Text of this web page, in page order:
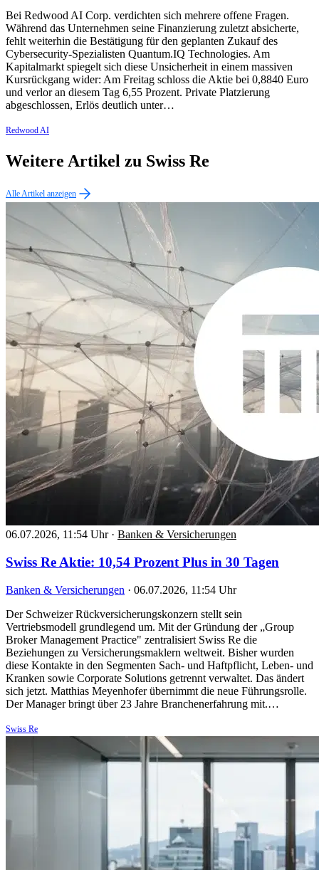
Bei Redwood AI Corp. verdichten sich mehrere offene Fragen.
Während das Unternehmen seine Finanzierung zuletzt absicherte,
fehlt weiterhin die Bestätigung für den geplanten Zukauf des
Cybersecurity-Spezialisten Quantum.IQ Technologies. Am
Kapitalmarkt spiegelt sich diese Unsicherheit in einem massiven
Kursrückgang wider: Am Freitag schloss die Aktie bei 0,8840 Euro
und verlor an diesem Tag 6,55 Prozent. Private Platzierung
abgeschlossen, Erlös deutlich unter…
Redwood AI
Weitere Artikel zu Swiss Re
Alle Artikel anzeigen
06.07.2026, 11:54 Uhr · Banken & Versicherungen
Swiss Re Aktie: 10,54 Prozent Plus in 30 Tagen
Banken & Versicherungen · 06.07.2026, 11:54 Uhr
Der Schweizer Rückversicherungskonzern stellt sein
Vertriebsmodell grundlegend um. Mit der Gründung der „Group
Broker Management Practice" zentralisiert Swiss Re die
Beziehungen zu Versicherungsmaklern weltweit. Bisher wurden
diese Kontakte in den Segmenten Sach- und Haftpflicht, Leben- und
Kranken sowie Corporate Solutions getrennt verwaltet. Das ändert
sich jetzt. Matthias Meyenhofer übernimmt die neue Führungsrolle.
Der Manager bringt über 23 Jahre Branchenerfahrung mit.…
Swiss Re